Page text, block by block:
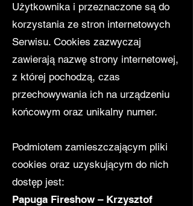
Użytkownika i przeznaczone są do
korzystania ze stron internetowych
Serwisu. Cookies zazwyczaj
zawierają nazwę strony internetowej,
z której pochodzą, czas
przechowywania ich na urządzeniu
końcowym oraz unikalny numer.
Podmiotem zamieszczającym pliki
cookies oraz uzyskującym do nich
dostęp jest:
Papuga Fireshow – Krzysztof